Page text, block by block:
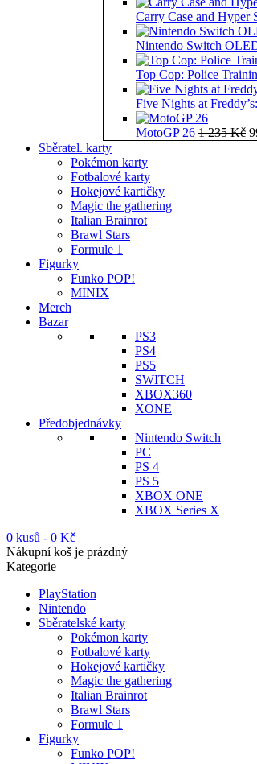
Carry Case and Hyper
Nintendo Switch
Top Cop: Police
Five Nights at
MotoGP 26 1 235Kč
Sběratel. karty
Pokémon karty
Fotbalové karty
Hokejové kartičky
Magic the gathering
Italian Brainrot
Brawl Stars
Formule 1
Figurky
Funko POP!
MINIX
Merch
Bazar
PS3
PS4
PS5
SWITCH
XBOX360
XONE
Předobjednávky
Nintendo Switch
PC
PS 4
PS 5
XBOX ONE
XBOX Series X
0 kusů - 0 Kč
Nákupní koš je prázdný
Kategorie
PlayStation
Nintendo
Sběratelské karty
Pokémon karty
Fotbalové karty
Hokejové kartičky
Magic the gathering
Italian Brainrot
Brawl Stars
Formule 1
Figurky
Funko POP!